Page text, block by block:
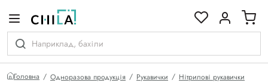
Головна Одноразова продукція Рукавички Нітрилові рукавички
гамі